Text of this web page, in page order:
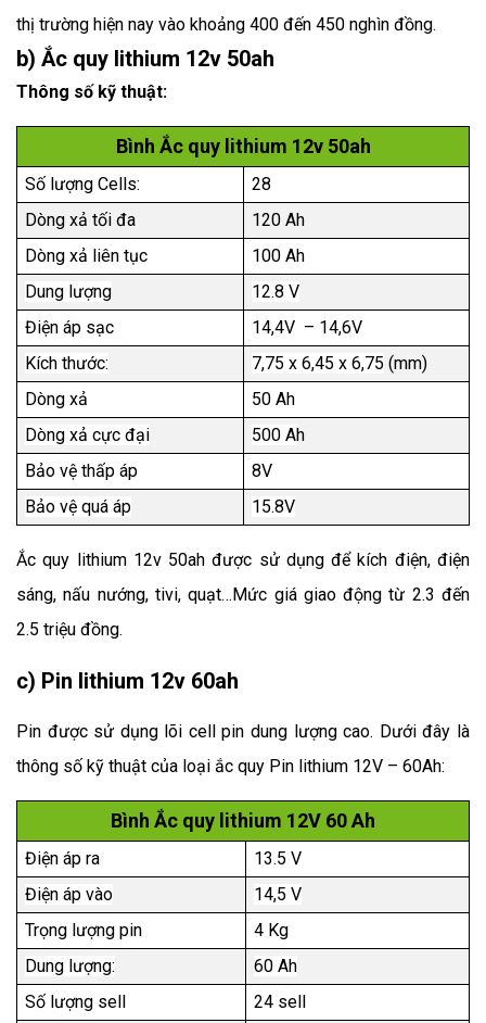
thị trường hiện nay vào khoảng 400 đến 450 nghìn đồng.
b) Ắc quy lithium 12v 50ah
Thông số kỹ thuật:
Bình Ắc quy lithium 12v 50ah
Số lượng Cells:
28
Dòng xả tối đa
120 Ah
Dòng xả liên tục
100 Ah
Dung lượng
12.8 V
Điện áp sạc
14,4V – 14,6V
Kích thước:
7,75 x 6,45 x 6,75 (mm)
Dòng xả
50 Ah
Dòng xả cực đại
500 Ah
Bảo vệ thấp áp
8V
Bảo vệ quá áp
15.8V
Ắc quy lithium 12v 50ahđược sử dụng để kích điện, điện
sáng, nấu nướng, tivi, quạt…Mức giá giao động từ 2.3 đến
2.5 triệu đồng.
c) Pin lithium 12v 60ah
Pin được sử dụng lõi cell pin dung lượng cao. Dưới đây là
thông số kỹ thuật của loại ắc quy Pin lithium 12V – 60Ah:
Bình Ắc quy lithium 12V 60 Ah
Điện áp ra
13.5 V
Điện áp vào
14,5 V
Trọng lượng pin
4 Kg
Dung lượng:
60 Ah
Số lượng sell
24 sell